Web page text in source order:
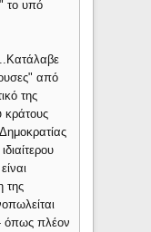
το υπό
από
της
κράτους
της
- όπως πλέον